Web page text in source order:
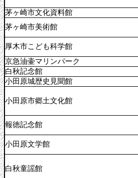
茅ヶ崎市文化資料館
茅ヶ崎市美術館
厚木市こども科学館
京急油壷マリンパーク
白秋記念館
小田原城歴史見聞館
小田原市郷土文化館
報徳記念館
小田原文学館
白秋童謡館